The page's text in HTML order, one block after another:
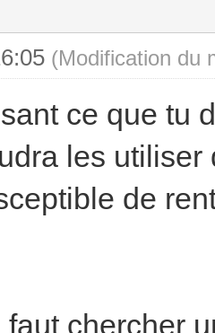
(Modification du
ce que tu
les
de
chercher